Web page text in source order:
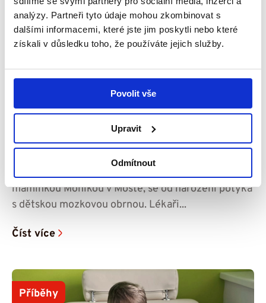
analýzy. Partneři tyto údaje mohou zkombinovat s
dalšími informacemi, které jste jim poskytli nebo které
získali v důsledku toho, že používáte jejich služby.
Povolit vše
Upravit
Odmítnout
23. 7. 2026
Čím je syn starší, tím víc mi dochází, jak to
bude do budoucna náročné – příběh Ríši
Sedmiletý Ríša, který žije společně se svou
maminkou Monikou v Mostě, se od narození potýká
s dětskou mozkovou obrnou. Lékaři...
Číst více
Příběhy